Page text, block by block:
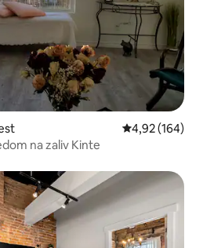
prosječna
4,92 (164)
na zaliv Kinte